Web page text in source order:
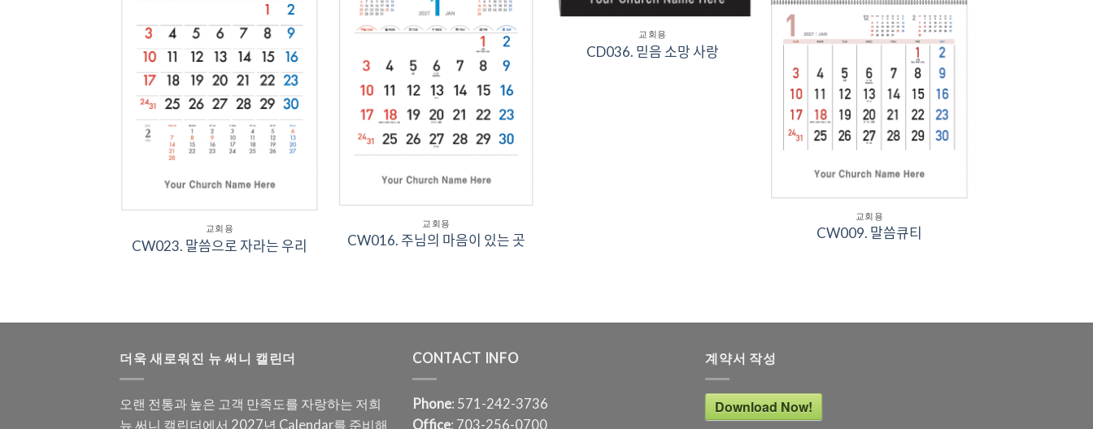
교회용
CW023. 말씀으로 자라는 우리
교회용
CW016. 주님의 마음이 있는 곳
교회용
CD036. 믿음 소망 사랑
교회용
CW009. 말씀큐티
더욱 새로워진 뉴 써니 캘린더
오랜 전통과 높은 고객 만족도를 자랑하는 저희
뉴 써니 캘린더에서 2027년 Calendar를 준비해
CONTACT INFO
Phone: 571-242-3736
Office: 703-256-0700
계약서 작성
Download Now!